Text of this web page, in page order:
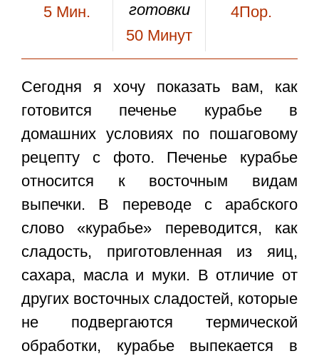
5 Мин.
готовки
50 Минут
4Пор.
Сегодня я хочу показать вам, как
готовится печенье курабье в
домашних условияхпо пошаговому
рецепту с фото. Печенье курабье
относится к восточным видам
выпечки. В переводе с арабского
слово «курабье» переводится, как
сладость, приготовленная из яиц,
сахара, масла и муки. В отличие от
других восточных сладостей, которые
не подвергаются термической
обработки, курабье выпекается в